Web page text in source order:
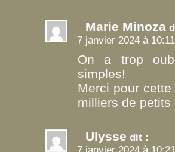
Marie Minoza
7 janvier 2024 à 10:11
On a trop
simples!
Merci pour
milliers de
Ulysse dit :
7 janvier 2024 à 10:21